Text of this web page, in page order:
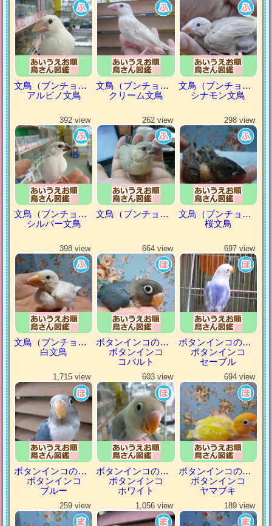
文鳥（ブンチョウ）
アルビノ文鳥
文鳥（ブンチョウ）
クリーム文鳥
文鳥（ブンチョウ）
シナモン文鳥
392 view
文鳥（ブンチョウ）
シルバー文鳥
262 view
文鳥（ブンチョウ）
298 view
文鳥（ブンチョウ）
桜文鳥
398 view
文鳥（ブンチョウ）
白文鳥
664 view
ボタンインコの仲間
ボタンインコ
コバルト
697 view
ボタンインコの仲間
ボタンインコ
セーブル
1,715 view
ボタンインコの仲間
ボタンインコ
ブルー
603 view
ボタンインコの仲間
ボタンインコ
ホワイト
694 view
ボタンインコの仲間
ボタンインコ
ヤマブキ
259 view 1,056 view 189 view